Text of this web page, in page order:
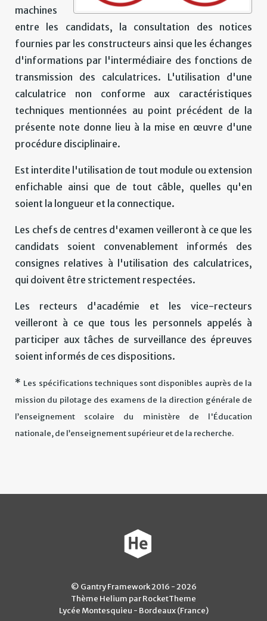
machines
entre les candidats, la consultation des notices
fournies par les constructeurs ainsi que les échanges
d'informations par l'intermédiaire des fonctions de
transmission des calculatrices. L'utilisation d'une
calculatrice non conforme aux caractéristiques
techniques mentionnées au point précédent de la
présente note donne lieu à la mise en œuvre d'une
procédure disciplinaire.
Est interdite l'utilisation de tout module ou extension
enfichable ainsi que de tout câble, quelles qu'en
soient la longueur et la connectique.
Les chefs de centres d'examen veilleront à ce que les
candidats soient convenablement informés des
consignes relatives à l'utilisation des calculatrices,
qui doivent être strictement respectées.
Les recteurs d'académie et les vice-recteurs
veilleront à ce que tous les personnels appelés à
participer aux tâches de surveillance des épreuves
soient informés de ces dispositions.
* Les spécifications techniques sont disponibles auprès de la
mission du pilotage des examens de la direction générale de
l’enseignement scolaire du ministère de l'Éducation
nationale, de l’enseignement supérieur et de la recherche.
© Gantry Framework 2016 - 2026
Thème Helium par RocketTheme
Lycée Montesquieu - Bordeaux (France)